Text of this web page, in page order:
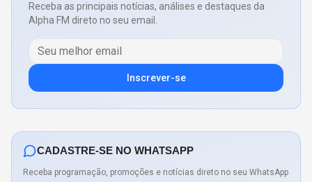
Receba as principais notícias, análises e destaques da
Alpha FM direto no seu email.
Inscrever-se
CADASTRE-SE NO WHATSAPP
Receba programação, promoções e notícias direto no seu WhatsApp